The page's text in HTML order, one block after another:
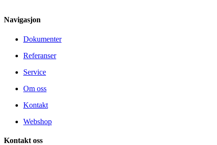
Navigasjon
Dokumenter
Referanser
Service
Om oss
Kontakt
Webshop
Kontakt oss